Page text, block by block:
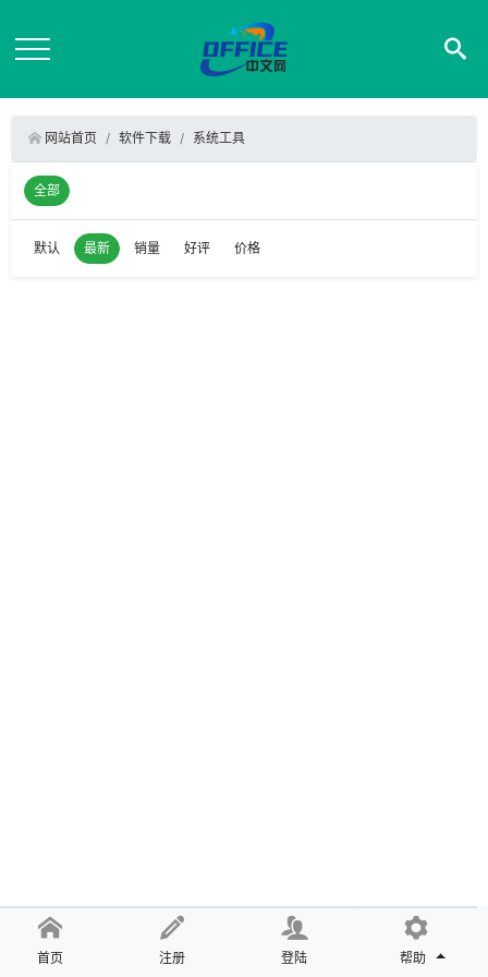
网站首页 软件下载 系统工具
全部
默认 最新 销量 好评 价格
首页 注册 登陆 帮助